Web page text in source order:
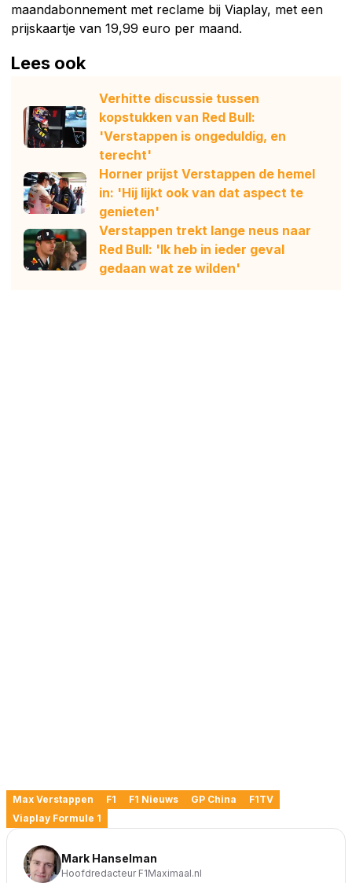
maandabonnement met reclame bij Viaplay, met een
prijskaartje van 19,99 euro per maand.
Lees ook
Verhitte discussie tussen
kopstukken van Red Bull:
'Verstappen is ongeduldig, en
terecht'
Horner prijst Verstappen de hemel
in: 'Hij lijkt ook van dat aspect te
genieten'
Verstappen trekt lange neus naar
Red Bull: 'Ik heb in ieder geval
gedaan wat ze wilden'
Max Verstappen F1 F1 Nieuws GP China
F1TV
Viaplay Formule 1
Mark Hanselman
Hoofdredacteur F1Maximaal.nl